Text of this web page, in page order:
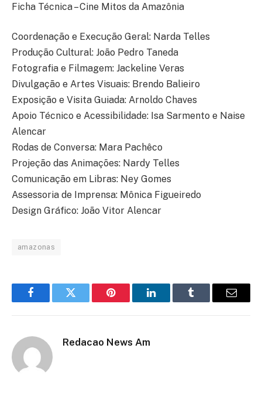
Ficha Técnica – Cine Mitos da Amazônia
Coordenação e Execução Geral: Narda Telles
Produção Cultural: João Pedro Taneda
Fotografia e Filmagem: Jackeline Veras
Divulgação e Artes Visuais: Brendo Balieiro
Exposição e Visita Guiada: Arnoldo Chaves
Apoio Técnico e Acessibilidade: Isa Sarmento e Naise
Alencar
Rodas de Conversa: Mara Pachêco
Projeção das Animações: Nardy Telles
Comunicação em Libras: Ney Gomes
Assessoria de Imprensa: Mônica Figueiredo
Design Gráfico: João Vitor Alencar
amazonas
FacebookTwitter Pinterest LinkedInTumblr Email
Redacao News Am